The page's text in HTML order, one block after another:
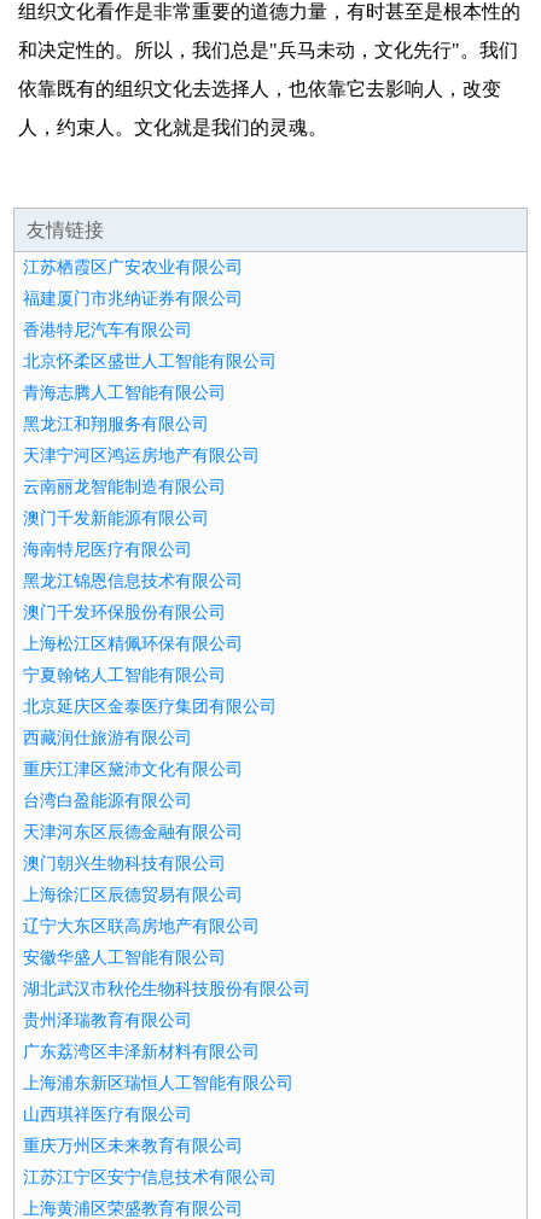
组织文化看作是非常重要的道德力量，有时甚至是根本性的
和决定性的。所以，我们总是"兵马未动，文化先行"。我们
依靠既有的组织文化去选择人，也依靠它去影响人，改变
人，约束人。文化就是我们的灵魂。
友情链接
江苏栖霞区广安农业有限公司
福建厦门市兆纳证券有限公司
香港特尼汽车有限公司
北京怀柔区盛世人工智能有限公司
青海志腾人工智能有限公司
黑龙江和翔服务有限公司
天津宁河区鸿运房地产有限公司
云南丽龙智能制造有限公司
澳门千发新能源有限公司
海南特尼医疗有限公司
黑龙江锦恩信息技术有限公司
澳门千发环保股份有限公司
上海松江区精佩环保有限公司
宁夏翰铭人工智能有限公司
北京延庆区金泰医疗集团有限公司
西藏润仕旅游有限公司
重庆江津区黛沛文化有限公司
台湾白盈能源有限公司
天津河东区辰德金融有限公司
澳门朝兴生物科技有限公司
上海徐汇区辰德贸易有限公司
辽宁大东区联高房地产有限公司
安徽华盛人工智能有限公司
湖北武汉市秋伦生物科技股份有限公司
贵州泽瑞教育有限公司
广东荔湾区丰泽新材料有限公司
上海浦东新区瑞恒人工智能有限公司
山西琪祥医疗有限公司
重庆万州区未来教育有限公司
江苏江宁区安宁信息技术有限公司
上海黄浦区荣盛教育有限公司